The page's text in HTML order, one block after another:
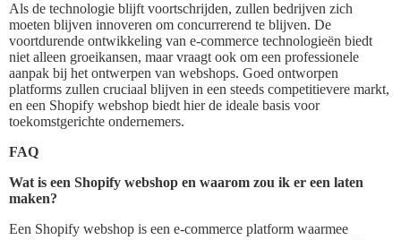
Als de technologie blijft voortschrijden, zullen bedrijven zich
moeten blijven innoveren om concurrerend te blijven. De
voortdurende ontwikkeling van e-commerce technologieën biedt
niet alleen groeikansen, maar vraagt ook om een professionele
aanpak bij het ontwerpen van webshops. Goed ontworpen
platforms zullen cruciaal blijven in een steeds competitievere markt,
en een Shopify webshop biedt hier de ideale basis voor
toekomstgerichte ondernemers.
FAQ
Wat is een Shopify webshop en waarom zou ik er een laten
maken?
Een Shopify webshop is een e-commerce platform waarmee